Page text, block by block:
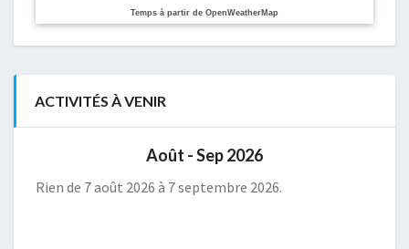
Temps à partir de OpenWeatherMap
ACTIVITÉS À VENIR
Août - Sep 2026
Rien de 7 août 2026 à 7 septembre 2026.